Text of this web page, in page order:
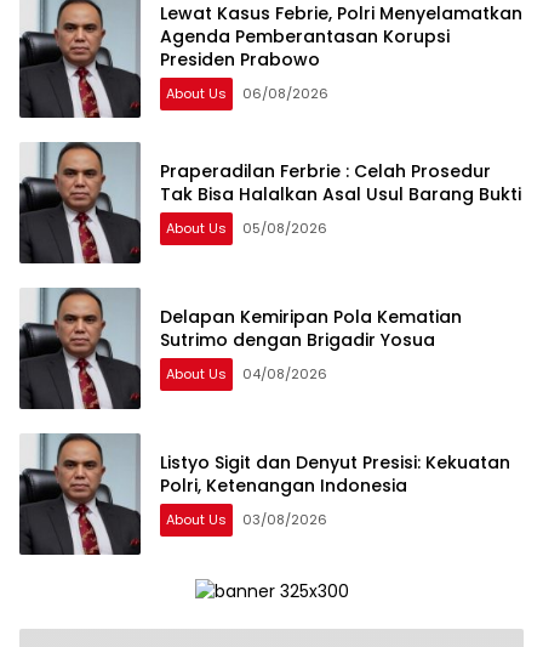
Lewat Kasus Febrie, Polri Menyelamatkan
Agenda Pemberantasan Korupsi
Presiden Prabowo
About Us 06/08/2026
Praperadilan Ferbrie : Celah Prosedur
Tak Bisa Halalkan Asal Usul Barang Bukti
About Us 05/08/2026
Delapan Kemiripan Pola Kematian
Sutrimo dengan Brigadir Yosua
About Us 04/08/2026
Listyo Sigit dan Denyut Presisi: Kekuatan
Polri, Ketenangan Indonesia
About Us 03/08/2026